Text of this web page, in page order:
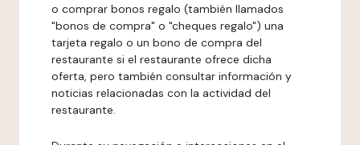
o comprar bonos regalo (también llamados
"bonos de compra" o "cheques regalo") una
tarjeta regalo o un bono de compra del
restaurante si el restaurante ofrece dicha
oferta, pero también consultar información y
noticias relacionadas con la actividad del
restaurante.